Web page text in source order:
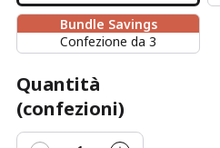
Bundle Savings
Confezione da 3
Quantità
(confezioni)